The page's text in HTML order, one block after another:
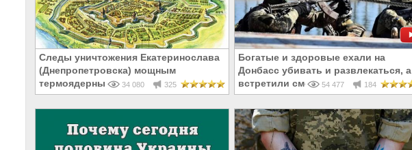
Следы уничтожения Екатеринослава
(Днепропетровска) мощным
термоядерным взрывом в 1785 году
34 080 325
Богатые и здоровые ехали на
Донбасс убивать и развлекаться, а
встретили смерть54 477 184